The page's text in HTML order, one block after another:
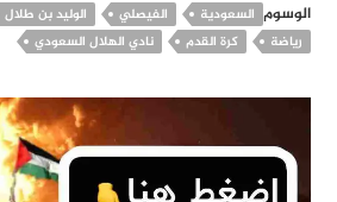
الوسوم السعودية الفيصلي الوليد بن طلال
رياضة
كرة القدم نادي الهلال السعودي